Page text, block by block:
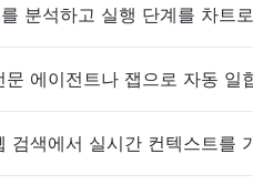
분석하고 실행 단계를 차트
문 에이전트나 잽으로 자동 일
검색에서 실시간 컨텍스트를